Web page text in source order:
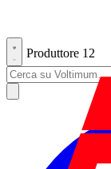
Produttore 12